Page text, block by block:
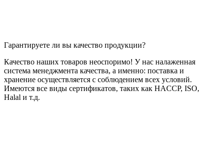
Гарантируете ли вы качество продукции?
Качество наших товаров неоспоримо! У нас налаженная
система менеджмента качества, а именно: поставка и
хранение осуществляется с соблюдением всех условий.
Имеются все виды сертификатов, таких как HACCP, ISO,
Halal и т.д.